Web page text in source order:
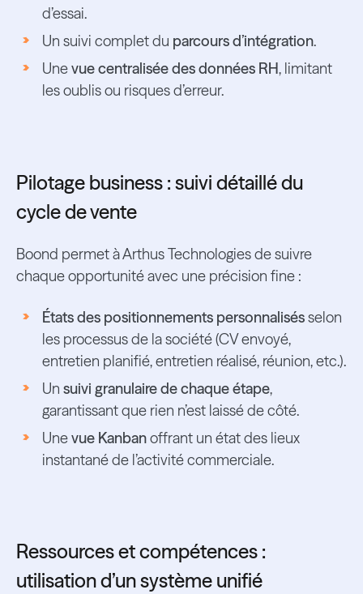
d’essai.
Un suivi complet du parcours d’intégration.
Unevue centralisée des données RH, limitant
les oublis ou risques d’erreur.
Pilotage business : suivi détaillé du
cycle de vente
Boond permet à Arthus Technologies de suivre
chaque opportunité avec une précision fine :
États des positionnements personnalisésselon
les processus de la société (CV envoyé,
entretien planifié, entretien réalisé, réunion, etc.).
Un suivi granulaire de chaque étape,
garantissant que rien n’est laissé de côté.
Unevue Kanbanoffrant un état des lieux
instantané de l’activité commerciale.
Ressources et compétences :
utilisation d’un système unifié